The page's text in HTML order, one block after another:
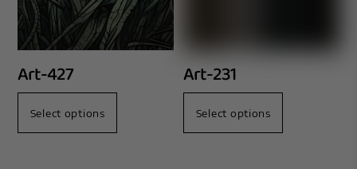
Art-427
Select options
Art-231
Select options